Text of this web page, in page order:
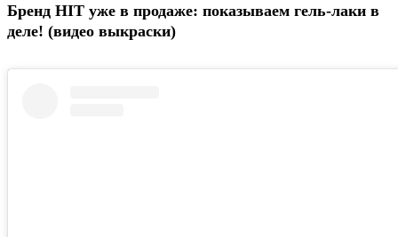
Бренд HIT уже в продаже: показываем гель-лаки в
деле! (видео выкраски)